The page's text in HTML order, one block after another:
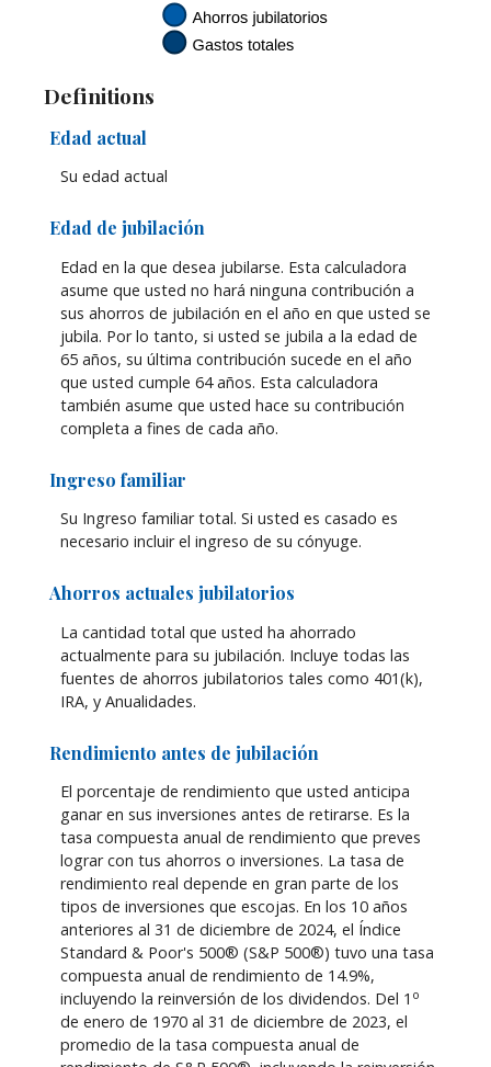
Definitions
Edad actual
Su edad actual
Edad de jubilación
Edad en la que desea jubilarse. Esta calculadora
asume que usted no hará ninguna contribución a
sus ahorros de jubilación en el año en que usted se
jubila. Por lo tanto, si usted se jubila a la edad de
65 años, su última contribución sucede en el año
que usted cumple 64 años. Esta calculadora
también asume que usted hace su contribución
completa a fines de cada año.
Ingreso familiar
Su Ingreso familiar total. Si usted es casado es
necesario incluir el ingreso de su cónyuge.
Ahorros actuales jubilatorios
La cantidad total que usted ha ahorrado
actualmente para su jubilación. Incluye todas las
fuentes de ahorros jubilatorios tales como 401(k),
IRA, y Anualidades.
Rendimiento antes de jubilación
El porcentaje de rendimiento que usted anticipa
ganar en sus inversiones antes de retirarse. Es la
tasa compuesta anual de rendimiento que preves
lograr con tus ahorros o inversiones. La tasa de
rendimiento real depende en gran parte de los
tipos de inversiones que escojas. En los 10 años
anteriores al 31 de diciembre de 2024, el Índice
Standard & Poor's 500® (S&P 500®) tuvo una tasa
compuesta anual de rendimiento de 14.9%,
incluyendo la reinversión de los dividendos. Del 1 o
de enero de 1970 al 31 de diciembre de 2023, el
promedio de la tasa compuesta anual de